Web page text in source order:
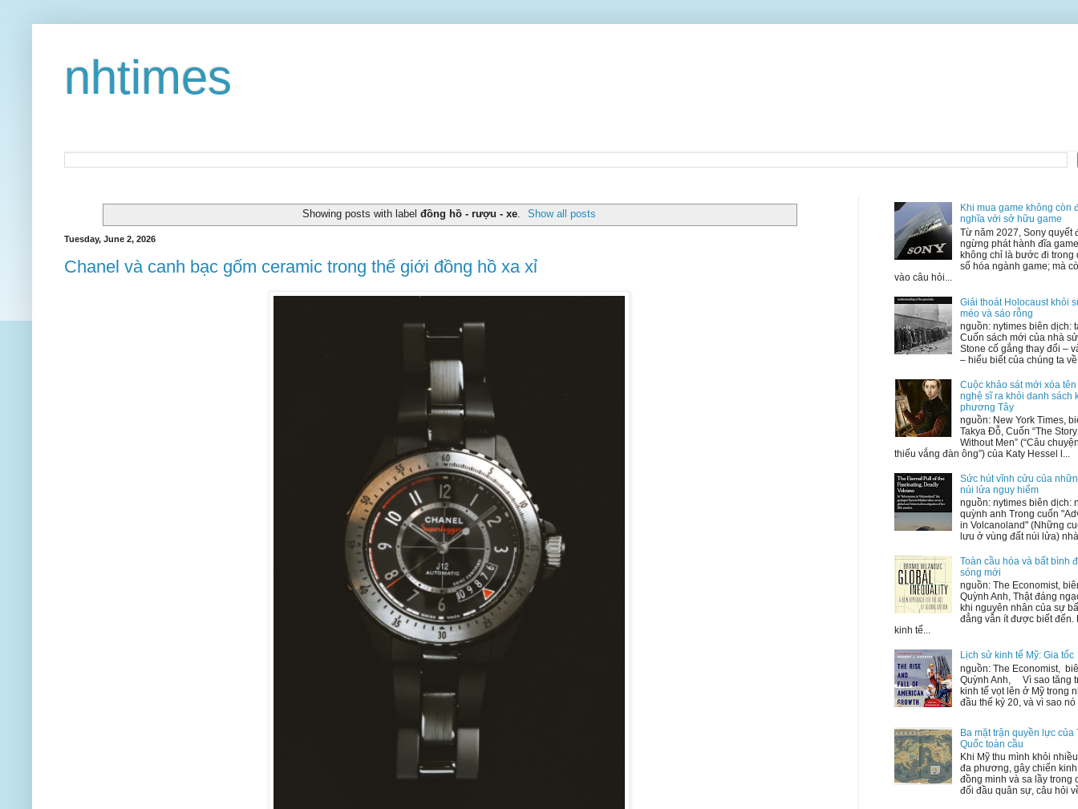
nhtimes
Showing posts with label đồng hồ - rượu - xe. Show all posts
Tuesday, June 2, 2026
Chanel và canh bạc gốm ceramic trong thế giới đồng hồ xa xỉ
Khi mua game không còn
nghĩa với sở hữu game
Từ năm 2027, Sony quyết
ngừng phát hành đĩa
không chỉ là bước đi trong
số hóa ngành game; mà
vào câu hỏi...
Giải thoát Holocaust khỏi
méo và sáo rỗng
nguồn: nytimes biên dịch:
Cuốn sách mới của nhà
Stone cố gắng thay đổi –
– hiểu biết của chúng ta
Cuộc khảo sát mới xóa
nghệ sĩ ra khỏi danh sách
phương Tây
nguồn: New York Times,
Takya Đỗ, Cuốn “The Story
Without Men” (“Câu
thiếu vắng đàn ông”) của Katy Hessel l...
Sức hút vĩnh cửu của
núi lửa nguy hiểm
nguồn: nytimes biên dịch:
quỳnh anh Trong cuốn
in Volcanoland" (Những
lưu ở vùng đất núi lửa)
Toàn cầu hóa và bất bình
sóng mới
nguồn: The Economist,
Quỳnh Anh, Thật đáng
khi nguyên nhân của sự
đẳng vẫn ít được biết đến.
kinh tế...
Lịch sử kinh tế Mỹ: Gia tốc
nguồn: The Economist,
Quỳnh Anh, Vì sao tăng
kinh tế vọt lên ở Mỹ trong
đầu thế kỷ 20, và vì sao nó
Ba mặt trận quyền lực của
Quốc toàn cầu
Khi Mỹ thu mình khỏi
đa phương, gây chiến
đồng minh và sa lầy trong
đối đầu quân sự, câu hỏi